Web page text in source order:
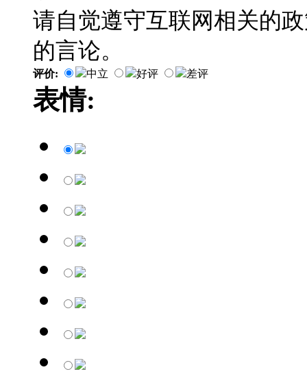
请自觉遵守互联网相关的
的言论。
评价: 中立 好评 差评
表情: